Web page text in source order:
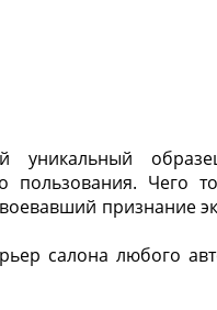
уникальный
Чего
признание
салона любого